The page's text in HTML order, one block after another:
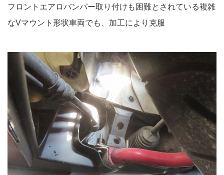
フロントエアロバンパー取り付けも困難とされている複雑
なVマウント形状車両でも、加工により克服